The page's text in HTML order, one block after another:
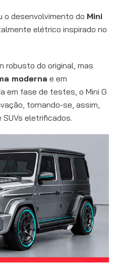
o desenvolvimento do Mini
elétrico inspirado no
robusto do original, mas
moderna e em
em fase de testes, o Mini G
tornando-se, assim,
eletrificados.